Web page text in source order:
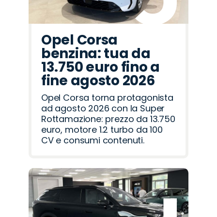
Opel Corsa
benzina: tua da
13.750 euro fino a
fine agosto 2026
Opel Corsa torna protagonista
ad agosto 2026 con la Super
Rottamazione: prezzo da 13.750
euro, motore 1.2 turbo da 100
CV e consumi contenuti.